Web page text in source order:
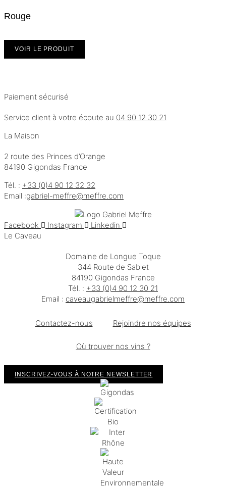
Rouge
VOIR LE PRODUIT
Paiement sécurisé
Service client à votre écoute au 04 90 12 30 21
La Maison
2 route des Princes d’Orange
84190 Gigondas France
Tél. : +33 (0)4 90 12 32 32
Email :moc.erffem@erffem-leirbag
Facebook Instagram
Linkedin
Le Caveau
Domaine de Longue Toque
344 Route de Sablet
84190 Gigondas France
Tél. : +33 (0)4 90 12 30 21
Email : moc.erffem@erffemleirbaguaevac
Contactez-nous Rejoindre nos équipes
Où trouver nos vins ?
INSCRIVEZ-VOUS À NOTRE NEWSLETTER